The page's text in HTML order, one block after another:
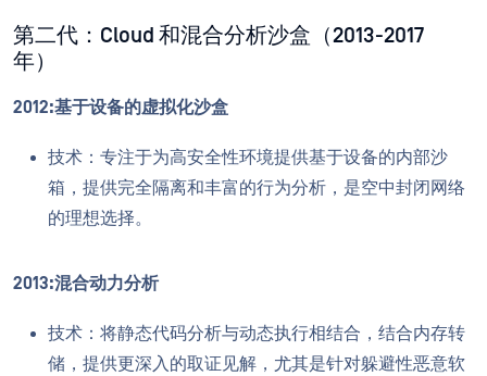
第二代：Cloud 和混合分析沙盒（2013-2017
年）
2012:基于设备的虚拟化沙盒
技术：专注于为高安全性环境提供基于设备的内部沙
箱，提供完全隔离和丰富的行为分析，是空中封闭网络
的理想选择。
2013:混合动力分析
技术：将静态代码分析与动态执行相结合，结合内存转
储，提供更深入的取证见解，尤其是针对躲避性恶意软